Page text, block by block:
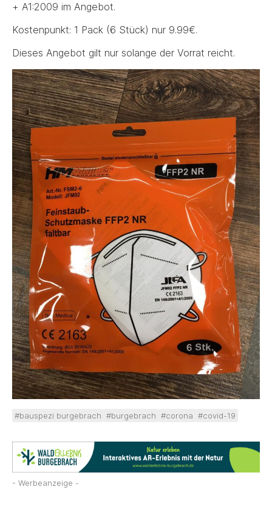
+ A1:2009 im Angebot.
Kostenpunkt: 1 Pack (6 Stück) nur 9.99€.
Dieses Angebot gilt nur solange der Vorrat reicht.
#bauspezi burgebrach #burgebrach #corona #covid-19
- Werbeanzeige -